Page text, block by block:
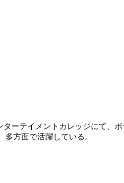
ーテイメントカレッジにて、
方面で活躍している。